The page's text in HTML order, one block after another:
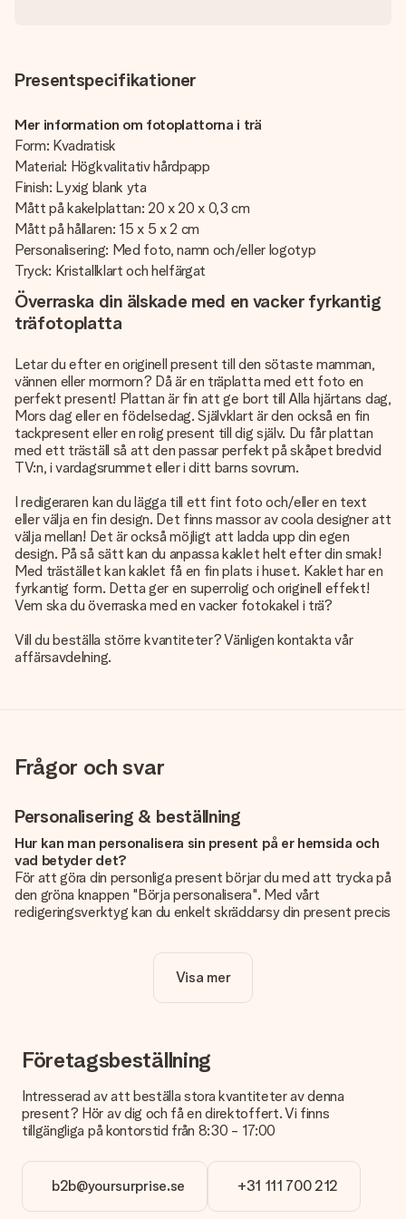
Presentspecifikationer
Mer information om fotoplattorna i trä
Form: Kvadratisk
Material: Högkvalitativ hårdpapp
Finish: Lyxig blank yta
Mått på kakelplattan: 20 x 20 x 0,3 cm
Mått på hållaren: 15 x 5 x 2 cm
Personalisering: Med foto, namn och/eller logotyp
Tryck: Kristallklart och helfärgat
Överraska din älskade med en vacker fyrkantig
träfotoplatta
Letar du efter en originell present till den sötaste mamman,
vännen eller mormorn? Då är en träplatta med ett foto en
perfekt present! Plattan är fin att ge bort till Alla hjärtans dag,
Mors dag eller en födelsedag. Självklart är den också en fin
tackpresent eller en rolig present till dig själv. Du får plattan
med ett träställ så att den passar perfekt på skåpet bredvid
TV:n, i vardagsrummet eller i ditt barns sovrum.
I redigeraren kan du lägga till ett fint foto och/eller en text
eller välja en fin design. Det finns massor av coola designer att
välja mellan! Det är också möjligt att ladda upp din egen
design. På så sätt kan du anpassa kaklet helt efter din smak!
Med trästället kan kaklet få en fin plats i huset. Kaklet har en
fyrkantig form. Detta ger en superrolig och originell effekt!
Vem ska du överraska med en vacker fotokakel i trä?
Vill du beställa större kvantiteter? Vänligen kontakta vår
affärsavdelning.
Frågor och svar
Personalisering & beställning
Hur kan man personalisera sin present på er hemsida och
vad betyder det?
För att göra din personliga present börjar du med att trycka på
den gröna knappen "Börja personalisera". Med vårt
redigeringsverktyg kan du enkelt skräddarsy din present precis
Kostar det något extra att personalisera sin present?
Hur vet jag att min bild har tillräckligt hög kvalitet?
det viktigt att använda foton av hög kvalitet. Om du är osäker
på kvaliteten på din bild kan du kontakta vår kundtjänst och
bifoga ditt foto tillsammans med den gåva du är intresserad
Vilket format kan jag ladda upp?
Du kan ladda upp filer i JPG och PNG-format. Är detta för
Visa mer
Företagsbeställning
Intresserad av att beställa stora kvantiteter av denna
present? Hör av dig och få en direktoffert. Vi finns
tillgängliga på kontorstid från 8:30 - 17:00
b2b@yoursurprise.se +31 111 700 212